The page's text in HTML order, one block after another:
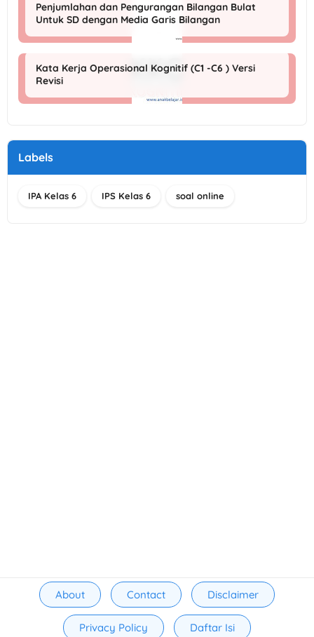
Penjumlahan dan Pengurangan Bilangan Bulat
Untuk SD dengan Media Garis Bilangan
Kata Kerja Operasional Kognitif (C1 -C6 ) Versi
Revisi
Labels
IPA Kelas 6 IPS Kelas 6 soal online
About Contact Disclaimer
Privacy Policy Daftar Isi